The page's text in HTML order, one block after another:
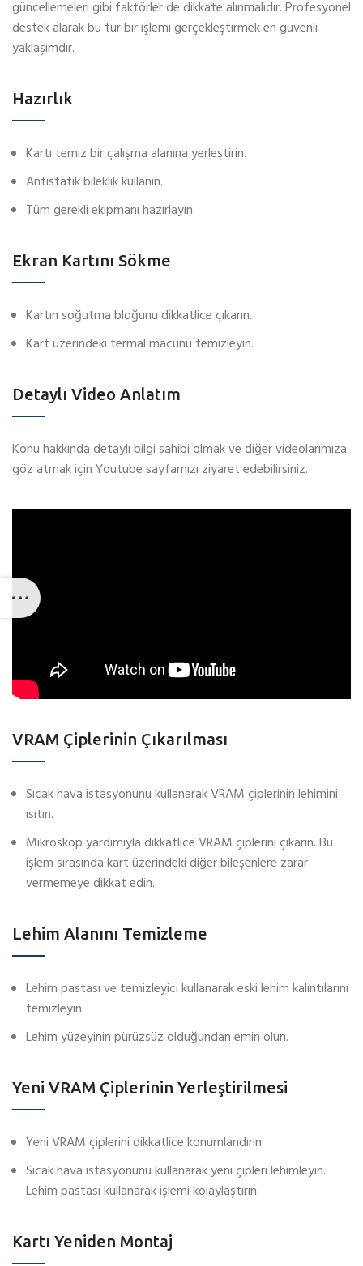
güncellemeleri gibi faktörler de dikkate alınmalıdır. Profesyonel
destek alarak bu tür bir işlemi gerçekleştirmek en güvenli
yaklaşımdır.
Hazırlık
Kartı temiz bir çalışma alanına yerleştirin.
Antistatik bileklik kullanın.
Tüm gerekli ekipmanı hazırlayın.
Ekran Kartını Sökme
Kartın soğutma bloğunu dikkatlice çıkarın.
Kart üzerindeki termal macunu temizleyin.
Detaylı Video Anlatım
Konu hakkında detaylı bilgi sahibi olmak ve diğer videolarımıza
göz atmak için Youtube sayfamızı ziyaret edebilirsiniz.
VRAM Çiplerinin Çıkarılması
Sıcak hava istasyonunu kullanarak VRAM çiplerinin lehimini
ısıtın.
Mikroskop yardımıyla dikkatlice VRAM çiplerini çıkarın. Bu
işlem sırasında kart üzerindeki diğer bileşenlere zarar
vermemeye dikkat edin.
Lehim Alanını Temizleme
Lehim pastası ve temizleyici kullanarak eski lehim kalıntılarını
temizleyin.
Lehim yüzeyinin pürüzsüz olduğundan emin olun.
Yeni VRAM Çiplerinin Yerleştirilmesi
Yeni VRAM çiplerini dikkatlice konumlandırın.
Sıcak hava istasyonunu kullanarak yeni çipleri lehimleyin.
Lehim pastası kullanarak işlemi kolaylaştırın.
Kartı Yeniden Montaj